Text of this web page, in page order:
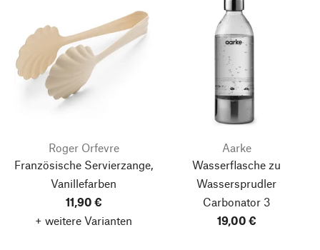
Roger Orfevre
Französische Servierzange,
Vanillefarben
11,90 €
+ weitere Varianten
Aarke
Wasserflasche zu
Wassersprudler
Carbonator 3
19,00 €